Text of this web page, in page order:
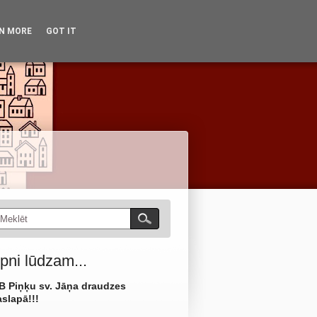
Vēsture
No arhīviem
lūdzam...
Piņķu sv. Jāņa draudzes
MORE GOT IT